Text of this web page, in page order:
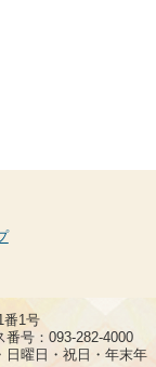
番1号
番号：093-282-4000
曜日・祝日・年末年